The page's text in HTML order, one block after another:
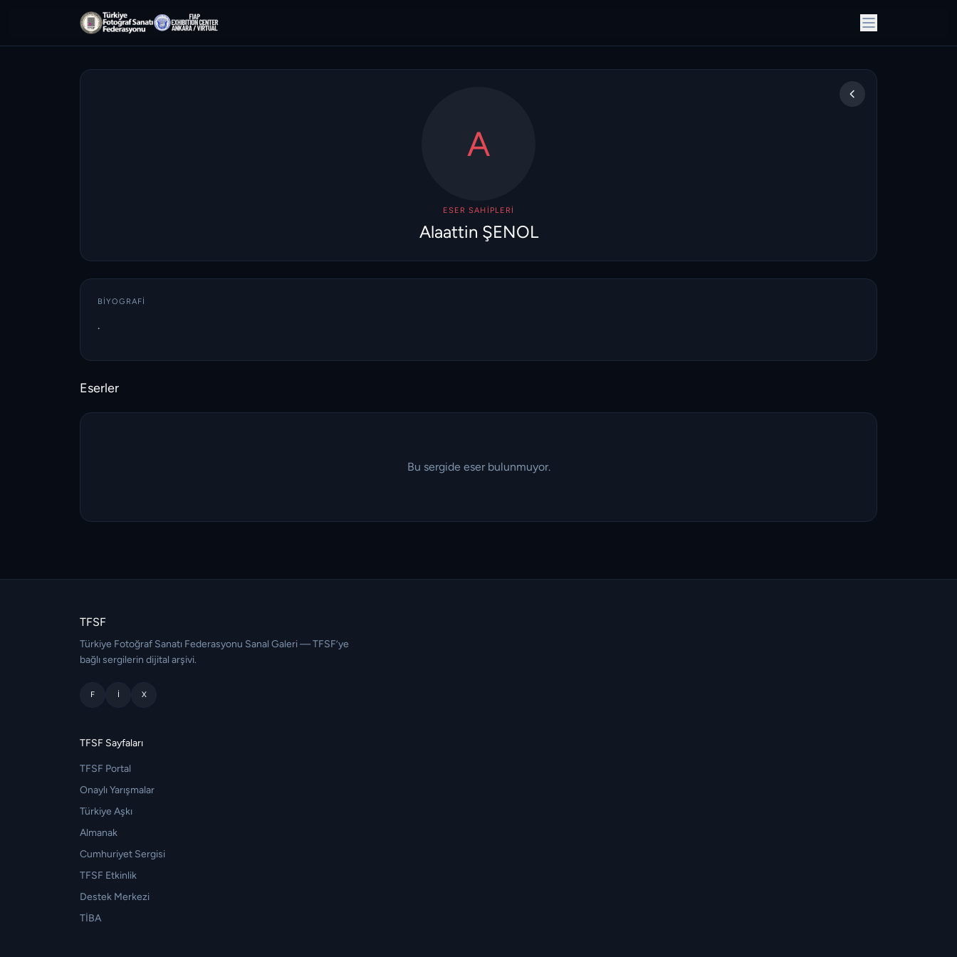
A
ESER SAHIPLERI
Alaattin ŞENOL
BIYOGRAFI
.
Eserler
Bu sergide eser bulunmuyor.
TFSF
Türkiye Fotoğraf Sanatı Federasyonu Sanal Galeri — TFSF’ye
bağlı sergilerin dijital arşivi.
F I X
TFSF Sayfaları
TFSF Portal
Onaylı Yarışmalar
Türkiye Aşkı
Almanak
Cumhuriyet Sergisi
TFSF Etkinlik
Destek Merkezi
TİBA